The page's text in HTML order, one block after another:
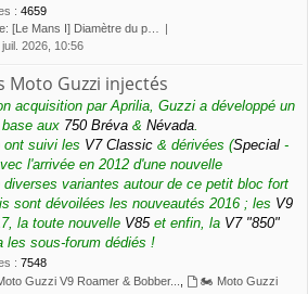
: 4659
[Le Mans I] Diamètre du p…
juil. 2026, 10:56
Guzzi injectés
acquisition par Aprilia, Guzzi a développé un
base aux 750 Bréva & Névada
ont suivi les V7 Classic & dérivées (Special -
l'arrivée en 2012 d'une nouvelle
variantes autour de ce petit bloc fort
sont dévoilées les nouveautés 2016 ; les V9
la toute nouvelle V85et enfin, la V7 "850"
les sous-forum dédiés !
: 7548
Guzzi V9 Roamer & Bobber...
🏍 Moto Guzzi